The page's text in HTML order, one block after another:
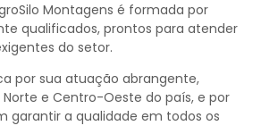
Montagens é formada por
qualificados, prontos para atender
do setor.
por sua atuação abrangente,
e Centro-Oeste do país, e por
garantir a qualidade em todos os